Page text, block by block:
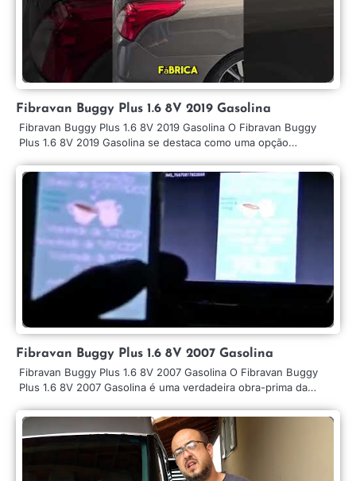
Fibravan Buggy Plus 1.6 8V 2019 Gasolina
Fibravan Buggy Plus 1.6 8V 2019 Gasolina O Fibravan Buggy
Plus 1.6 8V 2019 Gasolina se destaca como uma opção…
Fibravan Buggy Plus 1.6 8V 2007 Gasolina
Fibravan Buggy Plus 1.6 8V 2007 Gasolina O Fibravan Buggy
Plus 1.6 8V 2007 Gasolina é uma verdadeira obra-prima da…